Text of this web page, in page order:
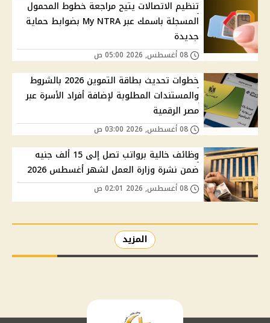
تنظيم الاتصالات يتيح مراجعة خطوط المحمول
المسجلة باسمك عبر My NTRA بضوابط حماية
جديدة
خطوات تحديث بطاقة التموين 2026 بالشروط
والمستندات المطلوبة لإضافة أفراد الأسرة عبر
مصر الرقمية
وظائف خالية برواتب تصل إلى 15 ألف جنيه
ضمن نشرة وزارة العمل لشهر أغسطس 2026
المزيد